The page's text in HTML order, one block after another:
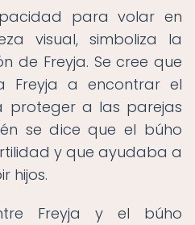
para volar en
visual, simboliza la
de Freyja. Se cree que
Freyja a encontrar el
proteger a las parejas
se dice que el búho
y que ayudaba a
hijos.
Freyja y el búho